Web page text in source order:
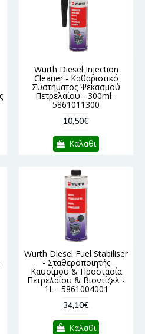
Wurth Diesel Injection
Cleaner - Καθαριστικό
Συστήματος Ψεκασμού
Πετρελαίου - 300ml -
5861011300
10,50€
Καλαθι
Wurth Diesel Fuel Stabiliser
- Σταθεροποιητής
Καυσίμου & Προστασία
Πετρελαίου & Βιοντίζελ -
1L - 5861004001
34,10€
Καλαθι